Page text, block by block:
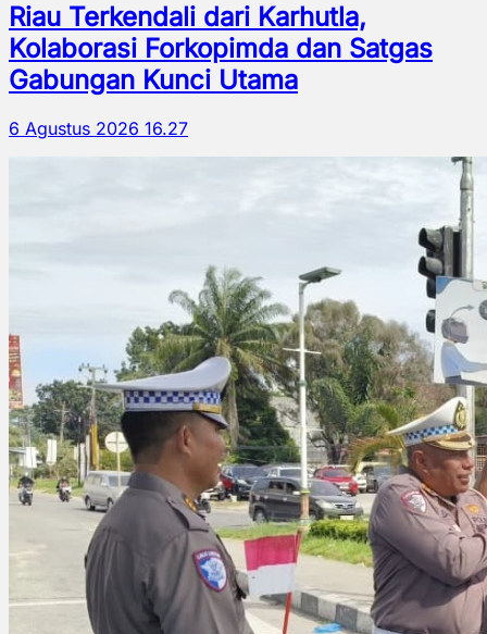
Riau Terkendali dari Karhutla,
Kolaborasi Forkopimda dan Satgas
Gabungan Kunci Utama
6 Agustus 2026 16.27